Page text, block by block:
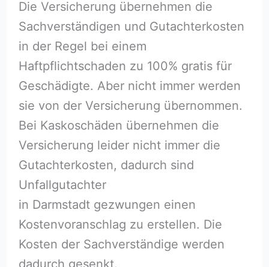
Die Versicherung übernehmen die
Sachverständigen und Gutachterkosten
in der Regel bei einem
Haftpflichtschaden zu 100% gratis für
Geschädigte. Aber nicht immer werden
sie von der Versicherung übernommen.
Bei Kaskoschäden übernehmen die
Versicherung leider nicht immer die
Gutachterkosten, dadurch sind
Unfallgutachter
in Darmstadt gezwungen einen
Kostenvoranschlag zu erstellen. Die
Kosten der Sachverständige werden
dadurch gesenkt.